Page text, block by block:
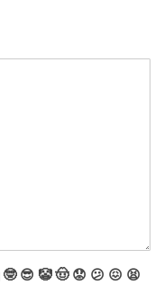
🤓 😎 🤡🤠 😟 😕 😖 😫